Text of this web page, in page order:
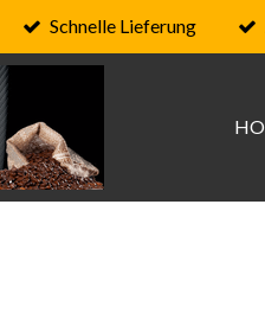
Schnelle Lieferung